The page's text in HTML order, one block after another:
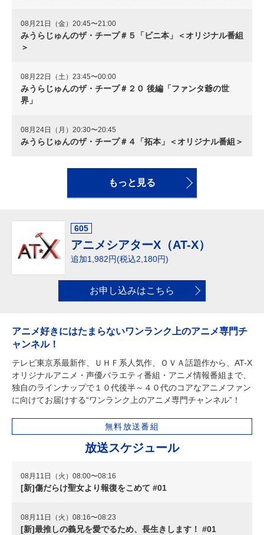
08月21日（金）20:45〜21:00
みうらじゅんのザ・チープ＃５「ビニ本」＜オリジナル番組
＞
08月22日（土）23:45〜00:00
みうらじゅんのザ・チープ＃２０ 後編「ファンタ爺の世
界」
08月24日（月）20:30〜20:45
みうらじゅんのザ・チープ＃４「拓本」＜オリジナル番組＞
もっと見る
605
アニメシアターX（AT-X）
追加1,982円(税込2,180円)
お申し込みはこちら
アニメ好きにはたまらないワンランク上のアニメ専門チ
ャンネル！
テレビ東京系最新作、ＵＨＦ系人気作、ＯＶＡ話題作から、AT-X
オリジナルアニメ・声優バラエティ番組・アニメ情報番組まで、
独自のラインナップで１０代後半～４０代のコアなアニメファン
に向けてお届けする“ワンランク上のアニメ専門チャンネル”！
無料放送番組
放送スケジュール
08月11日（火）08:00〜08:16
[新]傷だらけ聖女より報復をこめて #01
08月11日（火）08:16〜08:23
[新]最推しの義兄を愛でるため、長生きします！ #01